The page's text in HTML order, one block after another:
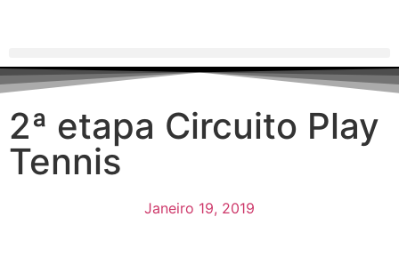
2ª etapa Circuito Play
Tennis
Janeiro 19, 2019